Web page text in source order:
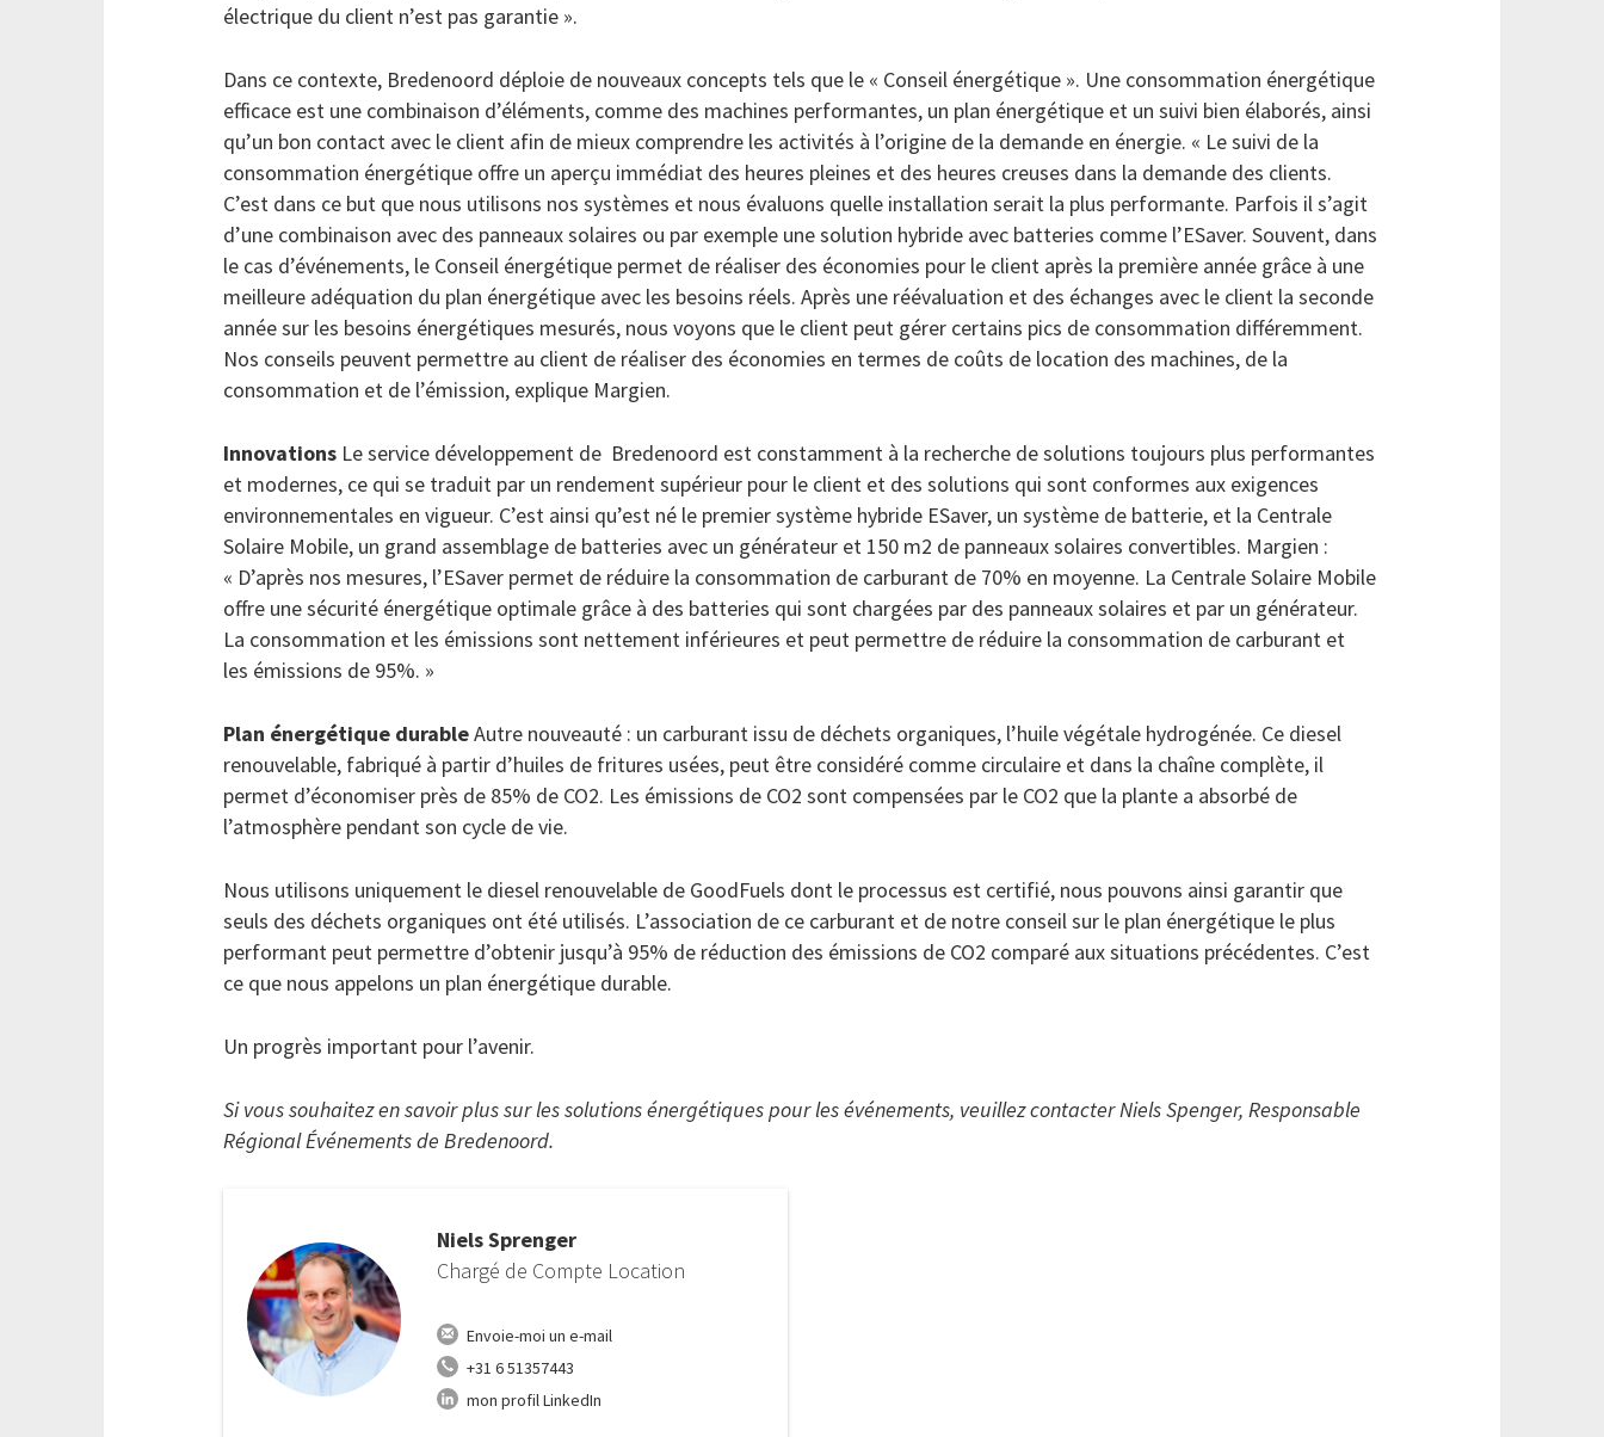
électrique du client n’est pas garantie ».
Dans ce contexte, Bredenoord déploie de nouveaux concepts tels que le « Conseil énergétique ». Une consommation énergétique
efficace est une combinaison d’éléments, comme des machines performantes, un plan énergétique et un suivi bien élaborés, ainsi
qu’un bon contact avec le client afin de mieux comprendre les activités à l’origine de la demande en énergie. « Le suivi de la
consommation énergétique offre un aperçu immédiat des heures pleines et des heures creuses dans la demande des clients.
C’est dans ce but que nous utilisons nos systèmes et nous évaluons quelle installation serait la plus performante. Parfois il s’agit
d’une combinaison avec des panneaux solaires ou par exemple une solution hybride avec batteries comme l’ESaver. Souvent, dans
le cas d’événements, le Conseil énergétique permet de réaliser des économies pour le client après la première année grâce à une
meilleure adéquation du plan énergétique avec les besoins réels. Après une réévaluation et des échanges avec le client la seconde
année sur les besoins énergétiques mesurés, nous voyons que le client peut gérer certains pics de consommation différemment.
Nos conseils peuvent permettre au client de réaliser des économies en termes de coûts de location des machines, de la
consommation et de l’émission, explique Margien.
Innovations Le service développement de Bredenoord est constamment à la recherche de solutions toujours plus performantes
et modernes, ce qui se traduit par un rendement supérieur pour le client et des solutions qui sont conformes aux exigences
environnementales en vigueur. C’est ainsi qu’est né le premier système hybride ESaver, un système de batterie, et la Centrale
Solaire Mobile, un grand assemblage de batteries avec un générateur et 150 m2 de panneaux solaires convertibles. Margien :
« D’après nos mesures, l’ESaver permet de réduire la consommation de carburant de 70% en moyenne. La Centrale Solaire Mobile
offre une sécurité énergétique optimale grâce à des batteries qui sont chargées par des panneaux solaires et par un générateur.
La consommation et les émissions sont nettement inférieures et peut permettre de réduire la consommation de carburant et
les émissions de 95%. »
Plan énergétique durableAutre nouveauté : un carburant issu de déchets organiques, l’huile végétale hydrogénée. Ce diesel
renouvelable, fabriqué à partir d’huiles de fritures usées, peut être considéré comme circulaire et dans la chaîne complète, il
permet d’économiser près de 85% de CO2. Les émissions de CO2 sont compensées par le CO2 que la plante a absorbé de
l’atmosphère pendant son cycle de vie.
Nous utilisons uniquement le diesel renouvelable de GoodFuels dont le processus est certifié, nous pouvons ainsi garantir que
seuls des déchets organiques ont été utilisés. L’association de ce carburant et de notre conseil sur le plan énergétique le plus
performant peut permettre d’obtenir jusqu’à 95% de réduction des émissions de CO2 comparé aux situations précédentes. C’est
ce que nous appelons un plan énergétique durable.
Un progrès important pour l’avenir.
Si vous souhaitez en savoir plus sur les solutions énergétiques pour les événements, veuillez contacter Niels Spenger, Responsable
Régional Événements de Bredenoord.
Niels Sprenger
Chargé de Compte Location
Envoie-moi un e-mail
+31 6 51357443
mon profil LinkedIn